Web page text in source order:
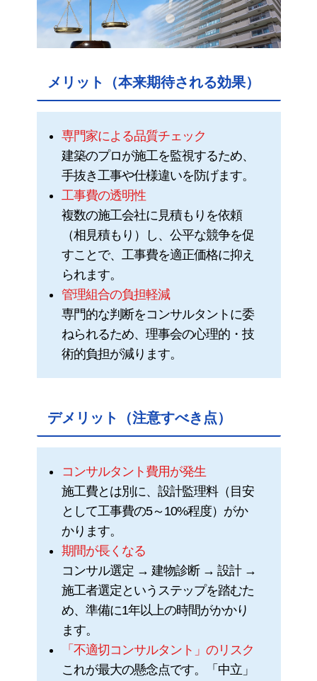
メリット（本来期待される効果）
専門家による品質チェック
建築のプロが施工を監視するため、
手抜き工事や仕様違いを防げます。
工事費の透明性
複数の施工会社に見積もりを依頼
（相見積もり）し、公平な競争を促
すことで、工事費を適正価格に抑え
られます。
管理組合の負担軽減
専門的な判断をコンサルタントに委
ねられるため、理事会の心理的・技
術的負担が減ります。
デメリット（注意すべき点）
コンサルタント費用が発生
施工費とは別に、設計監理料（目安
として工事費の5～10%程度）がか
かります。
期間が長くなる
コンサル選定 → 建物診断 → 設計 →
施工者選定というステップを踏むた
め、準備に1年以上の時間がかかり
ます。
「不適切コンサルタント」のリスク
これが最大の懸念点です。「中立」